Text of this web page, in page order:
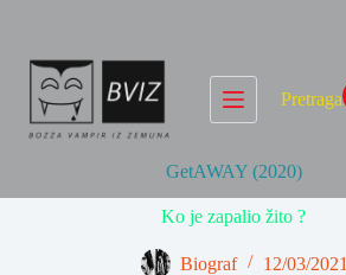
Pretraga
GetAWAY (2020)
Ko je zapalio žito ?
Biograf
12/03/2021